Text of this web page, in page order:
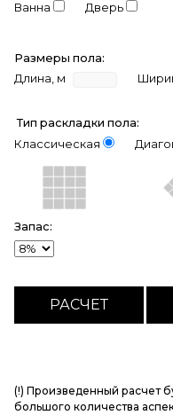
Ванна Дверь
Размеры пола:
Длина, м
Тип раскладки пола:
Классическая
Запас:
(!) Произведенный расчет
большого количества